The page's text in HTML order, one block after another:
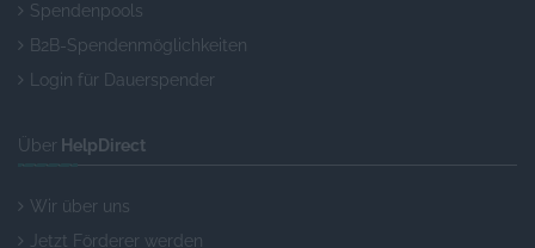
Spendenpools
B2B-Spendenmöglichkeiten
Login für Dauerspender
Über HelpDirect
Wir über uns
Jetzt Förderer werden